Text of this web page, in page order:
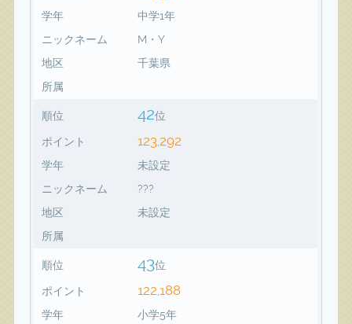
学年
中学1年
ニックネーム
M・Y
地区
千葉県
所属
順位 42位
ポイント 123,292
学年
未設定
ニックネーム
???
地区
未設定
所属
順位 43位
ポイント 122,188
学年
小学5年